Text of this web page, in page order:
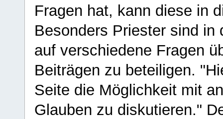
Fragen hat, kann diese in
Besonders Priester sind in
auf verschiedene Fragen
Beiträgen zu beteiligen.
Seite die Möglichkeit mit
Glauben zu diskutieren."